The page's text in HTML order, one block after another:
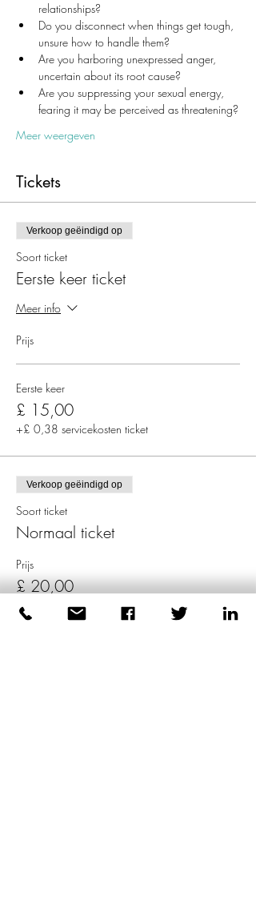
relationships?
Do you disconnect when things get tough,
unsure how to handle them?
Are you harboring unexpressed anger,
uncertain about its root cause?
Are you suppressing your sexual energy,
fearing it may be perceived as threatening?
Meer weergeven
Tickets
Verkoop geëindigd op
Soort ticket
Eerste keer ticket
Meer info
Prijs
Eerste keer
£ 15,00
+£ 0,38 servicekosten ticket
Verkoop geëindigd op
Soort ticket
Normaal ticket
Prijs
£ 20,00
+£ 0,50 servicekosten ticket